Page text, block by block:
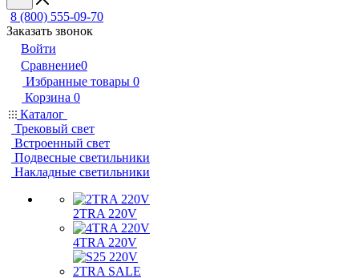
8 (800) 555-09-70
Заказать звонок
Войти
Сравнение0
Избранные товары 0
Корзина 0
Каталог
Трековый свет
Встроенный свет
Подвесные светильники
Накладные светильники
2TRA 220V
4TRA 220V